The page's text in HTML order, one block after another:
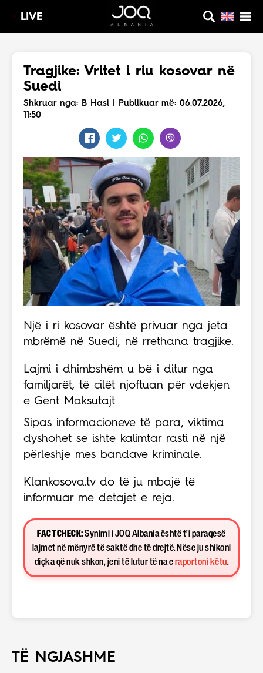
LIVE
Tragjike: Vritet i riu kosovar në
Suedi
Shkruar nga: B Hasi | Publikuar më: 06.07.2026,
11:50
Një i ri kosovar është privuar nga jeta
mbrëmë në Suedi, në rrethana tragjike.
Lajmi i dhimbshëm u bë i ditur nga
familjarët, të cilët njoftuan për vdekjen
e Gent Maksutajt
Sipas informacioneve të para, viktima
dyshohet se ishte kalimtar rasti në një
përleshje mes bandave kriminale.
Klankosova.tv do të ju mbajë të
informuar me detajet e reja.
FACT CHECK:Synimi i JOQ Albania është t’i paraqesë
lajmet në mënyrë të saktë dhe të drejtë. Nëse ju shikoni
diçka që nuk shkon, jeni të lutur të na e raportoni këtu.
TË NGJASHME